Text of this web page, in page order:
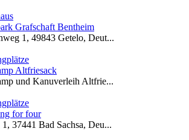
Grafschaft Bentheim
1, 49843 Getelo, Deut...
Altfriesack
und Kanuverleih Altfrie...
for four
37441 Bad Sachsa, Deu...